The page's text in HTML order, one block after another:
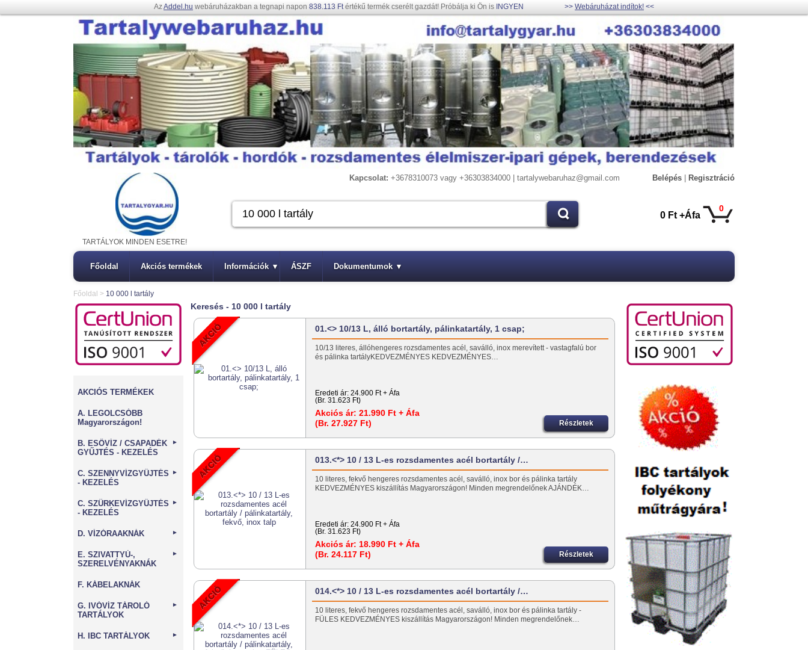
AzAddel.hu webáruházakban a tegnapi napon 838.113 Ftértékű termék cserélt gazdát! Próbálja ki Ön is INGYEN >> Webáruházat indítok! <<
Kapcsolat: +3678310073 vagy +36303834000 | tartalywebaruhaz@gmail.com Belépés Regisztráció
0
0 Ft +Áfa
TARTÁLYOK MINDEN ESETRE!
Főoldal Akciós termékek Információk ▾ ÁSZF Dokumentumok ▾
Főoldal > 10 000 l tartály
AKCIÓS TERMÉKEK
A. LEGOLCSÓBB
Magyarországon!
B. ESŐVÍZ / CSAPADÉK
GYŰJTÉS - KEZELÉS
►
C. SZENNYVÍZGYŰJTÉS
- KEZELÉS
►
C. SZÜRKEVÍZGYŰJTÉS
- KEZELÉS
►
D. VÍZÓRAAKNÁK ►
E. SZIVATTYÚ-,
SZERELVÉNYAKNÁK
►
F. KÁBELAKNÁK
G. IVÓVÍZ TÁROLÓ
TARTÁLYOK
►
H. IBC TARTÁLYOK ►
Keresés - 10 000 l tartály
01.<> 10/13 L, álló bortartály, pálinkatartály, 1 csap;
10/13 literes, állóhengeres rozsdamentes acél, saválló, inox merevített - vastagfalú bor
és pálinka tartályKEDVEZMÉNYES KEDVEZMÉNYES…
Eredeti ár: 24.900 Ft + Áfa
(Br. 31.623 Ft)
Akciós ár: 21.990 Ft + Áfa
(Br. 27.927 Ft)
Részletek
013.<*> 10 / 13 L-es rozsdamentes acél bortartály /…
10 literes, fekvő hengeres rozsdamentes acél, saválló, inox bor és pálinka tartály
KEDVEZMÉNYES kiszállítás Magyarországon! Minden megrendelőnek AJÁNDÉK…
Eredeti ár: 24.900 Ft + Áfa
(Br. 31.623 Ft)
Akciós ár: 18.990 Ft + Áfa
(Br. 24.117 Ft)
Részletek
014.<*> 10 / 13 L-es rozsdamentes acél bortartály /…
10 literes, fekvő hengeres rozsdamentes acél, saválló, inox bor és pálinka tartály -
FÜLES KEDVEZMÉNYES kiszállítás Magyarországon! Minden megrendelőnek…